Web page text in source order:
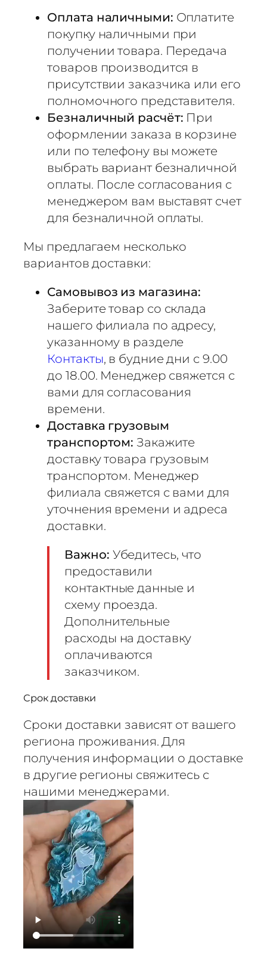
Оплата наличными: Оплатите
покупку наличными при
получении товара. Передача
товаров производится в
присутствии заказчика или его
полномочного представителя.
Безналичный расчёт: При
оформлении заказа в корзине
или по телефону вы можете
выбрать вариант безналичной
оплаты. После согласования с
менеджером вам выставят счет
для безналичной оплаты.
Мы предлагаем несколько
вариантов доставки:
Самовывоз из магазина:
Заберите товар со склада
нашего филиала по адресу,
указанному в разделе
Контакты, в будние дни с 9.00
до 18.00. Менеджер свяжется с
вами для согласования
времени.
Доставка грузовым
транспортом: Закажите
доставку товара грузовым
транспортом. Менеджер
филиала свяжется с вами для
уточнения времени и адреса
доставки.
Важно: Убедитесь, что
предоставили
контактные данные и
схему проезда.
Дополнительные
расходы на доставку
оплачиваются
заказчиком.
Срок доставки
Сроки доставки зависят от вашего
региона проживания. Для
получения информации о доставке
в другие регионы свяжитесь с
нашими менеджерами.